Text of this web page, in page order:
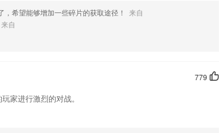
跨越次元壁真人漫……
件，您可以到应用商店进行打分评论，说出您的使用经历，以
，希望能够增加一些碎片的获取途径！
来自
来自
779
家进行激烈的对战。